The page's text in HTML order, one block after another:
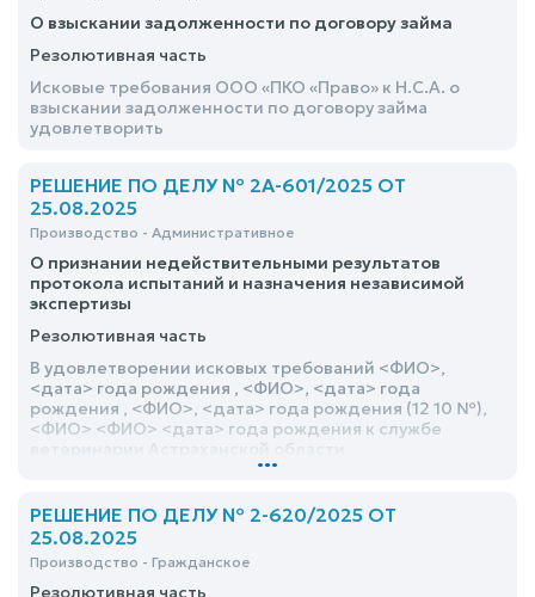
О взыскании задолженности по договору займа
Резолютивная часть
Исковые требования ООО «ПКО «Право» к Н.С.А. о
взыскании задолженности по договору займа
удовлетворить
РЕШЕНИЕ ПО ДЕЛУ № 2А-601/2025 ОТ
25.08.2025
Производство - Административное
О признании недействительными результатов
протокола испытаний и назначения независимой
экспертизы
Резолютивная часть
В удовлетворении исковых требований <ФИО>,
<дата> года рождения , <ФИО>, <дата> года
рождения , <ФИО>, <дата> года рождения (12 10 №),
<ФИО> <ФИО> <дата> года рождения к службе
государственному бюджетному учреждению
ветеринарная станция» , государственному
бюджетному учреждению Астраханской области
«Астраханская областная ветеринарная лаборатория»
о признании результатов протоколов испытаний ГБУ
Астраханской области «Астраханская областная
...
РЕШЕНИЕ ПО ДЕЛУ № 2-620/2025 ОТ
25.08.2025
Производство - Гражданское
Резолютивная часть